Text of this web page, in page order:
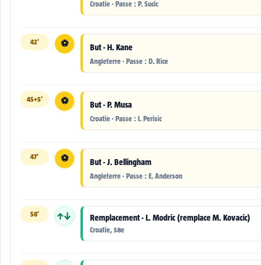
Croatie · Passe : P. Sucic
42' ⚽ But - H. Kane
Angleterre · Passe : D. Rice
45+5' ⚽ But - P. Musa
Croatie · Passe : I. Perisic
47' ⚽ But - J. Bellingham
Angleterre · Passe : E. Anderson
58' ↑↓ Remplacement - L. Modric (remplace M. Kovacic)
Croatie, 58e